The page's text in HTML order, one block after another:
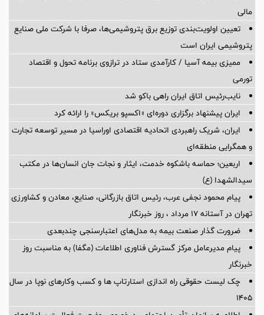
مالی
تعیین اولویت‌بندی توزیع برق پتروشیمی‌ها، صرفا با شرکت ملی صنایع
پتروشیمی ایران است
ممیزی بیمه آسیا / کارآمدی ستاد در ترازوی برنامه تحول و اقتصاد
تورمی
نایب‌رئیس اتاق ایران راهی باکو شد
ایران پیشنهاد برگزاری دوره‌ای «اکسپو بریکس» را ارائه کرد
ایران، شریک راهبردی اتحادیه اقتصادی اوراسیا در مسیر توسعه تجارت
و همگرایی منطقه‌ای
اربعین؛ حماسه باشکوه خدمت، ایثار و نجات جان انسان‌ها در مکتب
سیدالشهدا (ع)
پیام محمود نجفی عرب، رئیس اتاق بازرگانی، صنایع، معادن و کشاورزی
تهران در آستانه 17 مرداد ، روز خبرنگار
ضرورت گذار صنعت بیمه به مدل‌های اعتبارسنجی چندبعدی
پیام مدیرعامل مرکز گسترش فناوری اطلاعات (مگفا) به مناسبت روز
خبرنگار
چک لیست حقوقی راه اندازی استارتاپ ها و کسب وکارهای نوپا در سال
۱۴۰۵